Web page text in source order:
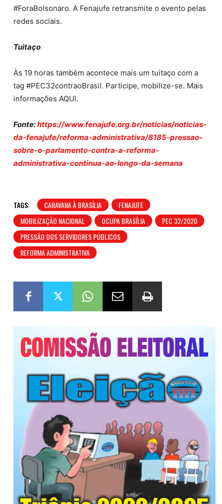
#ForaBolsonaro. A Fenajufe retransmite o evento pelas
redes sociais.
Tuitaço
Às 19 horas também acontece mais um tuitaço com a
tag #PEC32contraoBrasil. Participe, mobilize-se. Mais
informações AQUI.
Fonte:https://www.fenajufe.org.br/noticias/noticias-
da-fenajufe/reforma-administrativa/8185-pressao-
sobre-o-parlamento-contra-a-reforma-
administrativa-continua-ao-longo-da-semana
TAGS: CARAVANA À BRASÍLIA
FENAJUFE
MOBILIZAÇÃO NACIONAL
OCUPA BRASÍLIA
PEC 32/2020
PRESSÃO DOS SERVIDORES PÚBLICOS
REFORMA ADMINISTRATIVA